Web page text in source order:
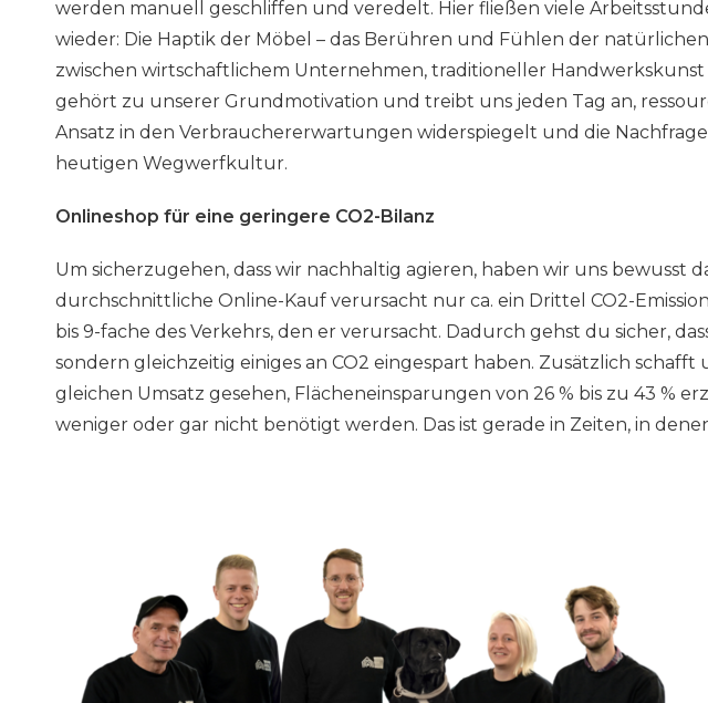
werden manuell geschliffen und veredelt. Hier fließen viele
wieder: Die Haptik der Möbel – das Berühren und Fühlen der
zwischen wirtschaftlichem Unternehmen, traditioneller
gehört zu unserer Grundmotivation und treibt uns jeden Tag an,
Ansatz in den Verbrauchererwartungen widerspiegelt und die
heutigen Wegwerfkultur.
Onlineshop für eine geringere CO2-Bilanz
Um sicherzugehen, dass wir nachhaltig agieren, haben wir uns
durchschnittliche Online-Kauf verursacht nur ca. ein Drittel CO2-
bis 9-fache des Verkehrs, den er verursacht. Dadurch gehst du sicher,
sondern gleichzeitig einiges an CO2 eingespart haben. Zusätzlich
gleichen Umsatz gesehen, Flächeneinsparungen von 26 % bis zu 43 %
weniger oder gar nicht benötigt werden. Das ist gerade in Zeiten, in